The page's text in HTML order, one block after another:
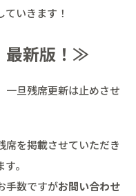
いきます！
新版！≫
一旦残席更新は止めさせ
席を掲載させていただき
。
手数ですがお問い合わせ